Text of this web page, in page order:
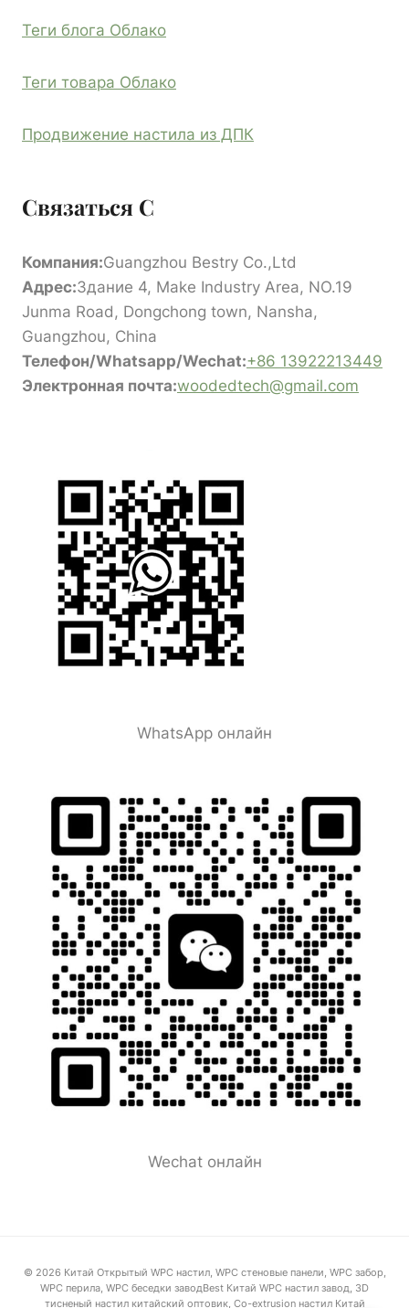
Теги блога Облако
Теги товара Облако
Продвижение настила из ДПК
Связаться С
Компания:Guangzhou Bestry Co.,Ltd
Адрес:Здание 4, Make Industry Area, NO.19
Junma Road, Dongchong town, Nansha,
Guangzhou, China
Телефон/Whatsapp/Wechat:+86 13922213449
Электронная почта:woodedtech@gmail.com
WhatsApp онлайн
Wechat онлайн
© 2026 Китай Открытый WPC настил, WPC стеновые панели, WPC забор,
WPC перила, WPC беседки заводBest Китай WPC настил завод, 3D
тисненый настил китайский оптовик, Co-extrusion настил Китай